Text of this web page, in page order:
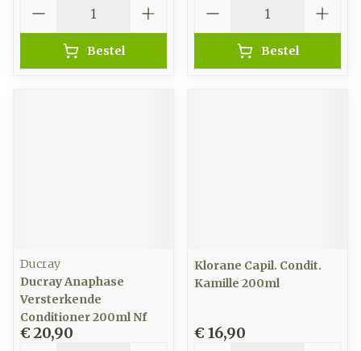
Bestel Bestel
Ducray
Ducray Anaphase
Versterkende
Conditioner 200ml Nf
€ 20,90
Klorane Capil. Condit.
Kamille 200ml
€ 16,90